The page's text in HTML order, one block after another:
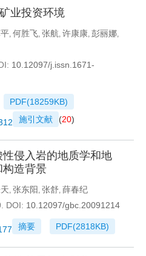
业投资环境
, 何胜飞, 张航, 许康康, 彭丽娜,
10.12097/j.issn.1671-
PDF(18259KB)
施引文献 (20)
侵入岩的地质学和地
构造背景
, 张东阳, 张舒, 薛春纪
DOI: 10.12097/gbc.20091214
摘要 PDF(2818KB)